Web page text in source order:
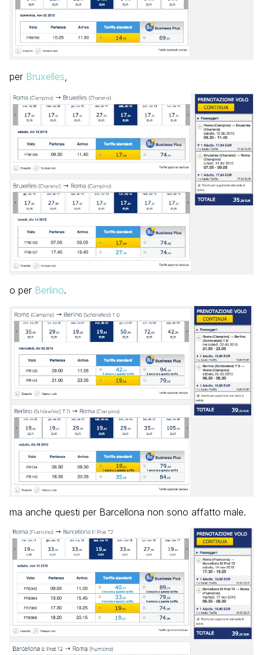
per Bruxelles
o per Berlino.
ma anche questi per Barcellona non sono affatto male.